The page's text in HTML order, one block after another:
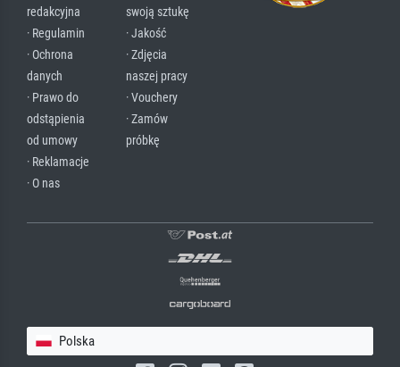
redakcyjna
· Regulamin
· Ochrona
danych
· Prawo do
odstąpienia
od umowy
· Reklamacje
· O nas
swoją sztukę
· Jakość
· Zdjęcia
naszej pracy
· Vouchery
· Zamów
próbkę
Polska